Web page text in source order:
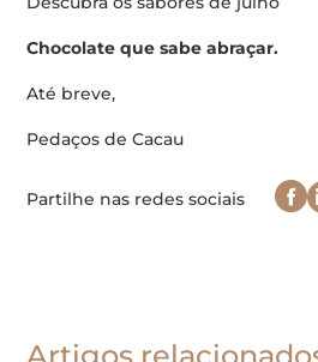
Chocolate que sabe abraçar.
Até breve,
Pedaços de Cacau
Partilhe nas redes sociais